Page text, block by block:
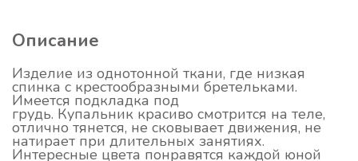
Описание
Изделие из однотонной ткани, где низкая
спинка с крестообразными бретельками.
Имеется подкладка под
грудь. Купальник красиво смотрится на теле,
отлично тянется, не сковывает движения, не
натирает при длительных занятиях.
Интересные цвета понравятся каждой юной